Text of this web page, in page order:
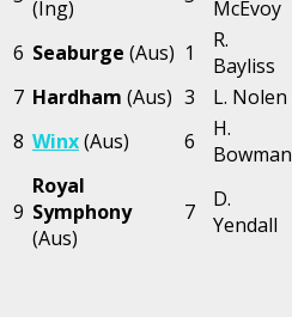
(Ing)
McEvoy
6 Seaburge (Aus) 1
R.
Bayliss
7 Hardham (Aus) 3 L. Nolen
8 Winx(Aus) 6
H.
Bowman
9
Royal
Symphony
(Aus)
7
D.
Yendall